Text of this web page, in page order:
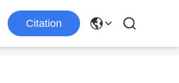
Citation